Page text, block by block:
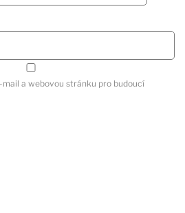
a webovou stránku pro budoucí